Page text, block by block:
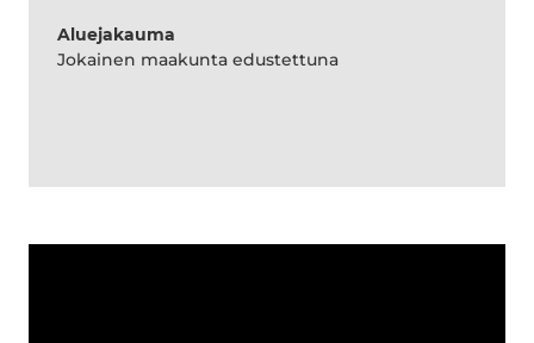
Aluejakauma
Jokainen maakunta edustettuna